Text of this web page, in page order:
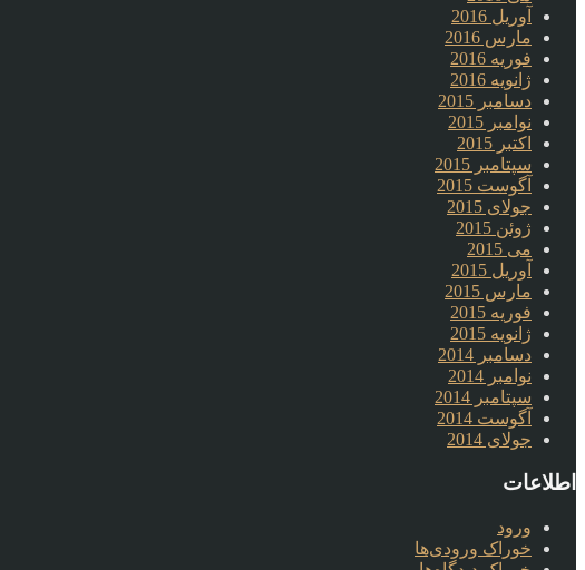
آوریل 2016
مارس 2016
فوریه 2016
ژانویه 2016
دسامبر 2015
نوامبر 2015
اکتبر 2015
سپتامبر 2015
آگوست 2015
جولای 2015
ژوئن 2015
می 2015
آوریل 2015
مارس 2015
فوریه 2015
ژانویه 2015
دسامبر 2014
نوامبر 2014
سپتامبر 2014
آگوست 2014
جولای 2014
اطلاعات
ورود
خوراک ورودی‌ها